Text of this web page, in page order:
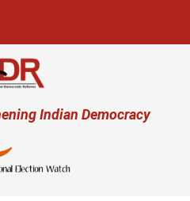
Indian Democracy